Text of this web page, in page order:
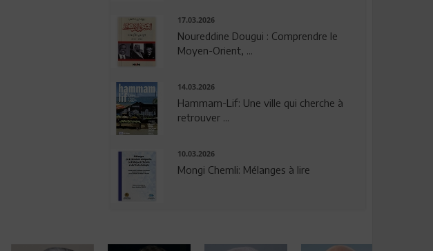
17.03.2026
Noureddine Dougui : Comprendre le
Moyen-Orient, ...
14.03.2026
Hammam-Lif: Une ville qui cherche à
retrouver ...
10.03.2026
Mongi Chemli: Mélanges à lire